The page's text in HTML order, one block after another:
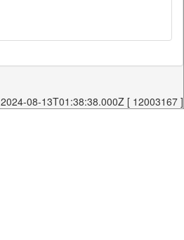
2024-08-13T01:38:38.000Z [ 12003167 ]